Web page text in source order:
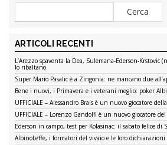
ARTICOLI RECENTI
L’Arezzo spaventa la Dea, Sulemana-Ederson-Krstovic
lo ribaltano
Super Mario Pasalic è a Zingonia: ne mancano due
Bene i nuovi, i Primavera e i veterani meglio: poker
UFFICIALE – Alessandro Brais è un nuovo giocatore
UFFICIALE – Lorenzo Gandolfi è un nuovo giocatore
Ederson in campo, test per Kolasinac: il sabato felice di
AlbinoLeffe, i formatori del vivaio e le loro dichiarazioni